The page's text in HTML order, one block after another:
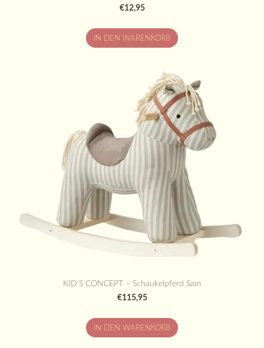
€12,95
IN DEN WARENKORB
KID'S CONCEPT – Schaukelpferd Sam
€115,95
IN DEN WARENKORB